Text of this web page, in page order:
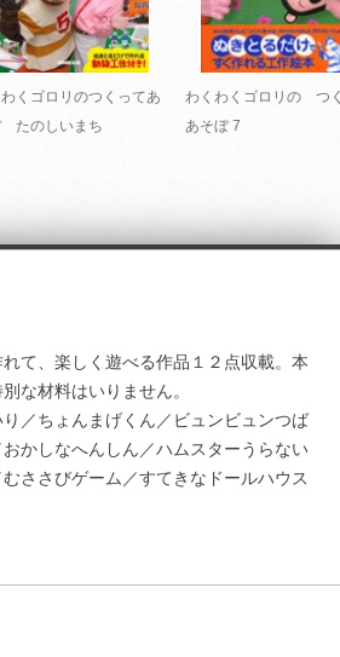
くゴロリのつくってあ
たのしいまち
わくわくゴロリの つ
あそぼ 7
て、楽しく遊べる作品１２点収載。本
な材料はいりません。
／ちょんまげくん／ビュンビュンつば
かしなへんしん／ハムスターうらない
ささびゲーム／すてきなドールハウス